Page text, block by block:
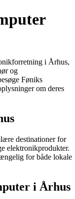
i Århus,
og
Føniks
om deres
destinationer for
elektronikprodukter.
for både lokale
i Århus